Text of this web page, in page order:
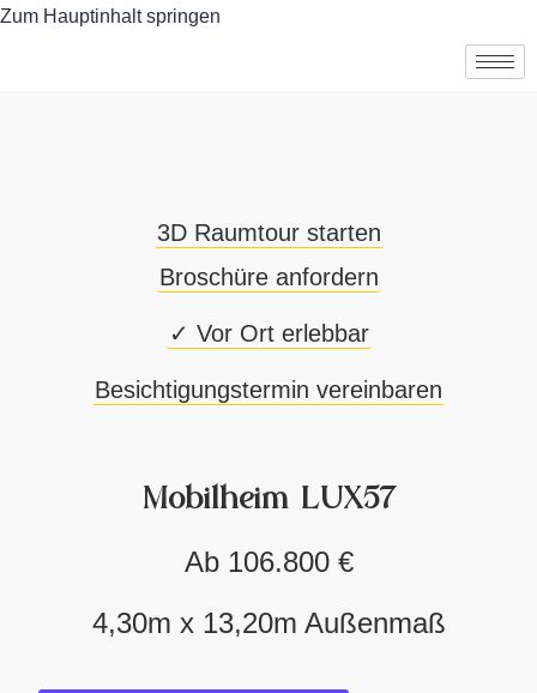
Zum Hauptinhalt springen
3D Raumtour starten
Broschüre anfordern
✓ Vor Ort erlebbar
Besichtigungstermin vereinbaren
Mobilheim LUX57
Ab 106.800 €
4,30m x 13,20m Außenmaß